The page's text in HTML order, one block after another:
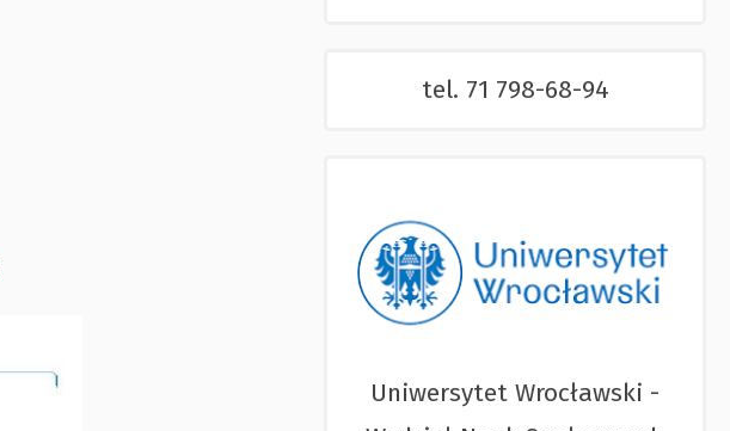
tel. 71 798-68-94
Uniwersytet Wrocławski -